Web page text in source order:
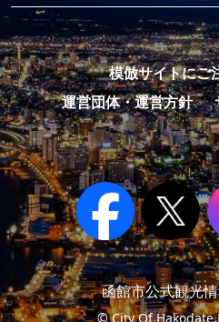
模倣サイトにご
運営団体・運営方針
函館市公式観光
© City Of